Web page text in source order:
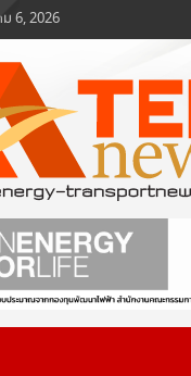
6, 2026
มนาคม